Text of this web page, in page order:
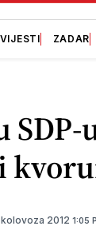
ZADAR
kolovoza 2012 1:05